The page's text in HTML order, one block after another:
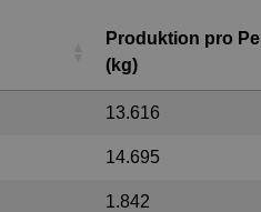
Produktion pro
(kg)
13.616
14.695
1.842